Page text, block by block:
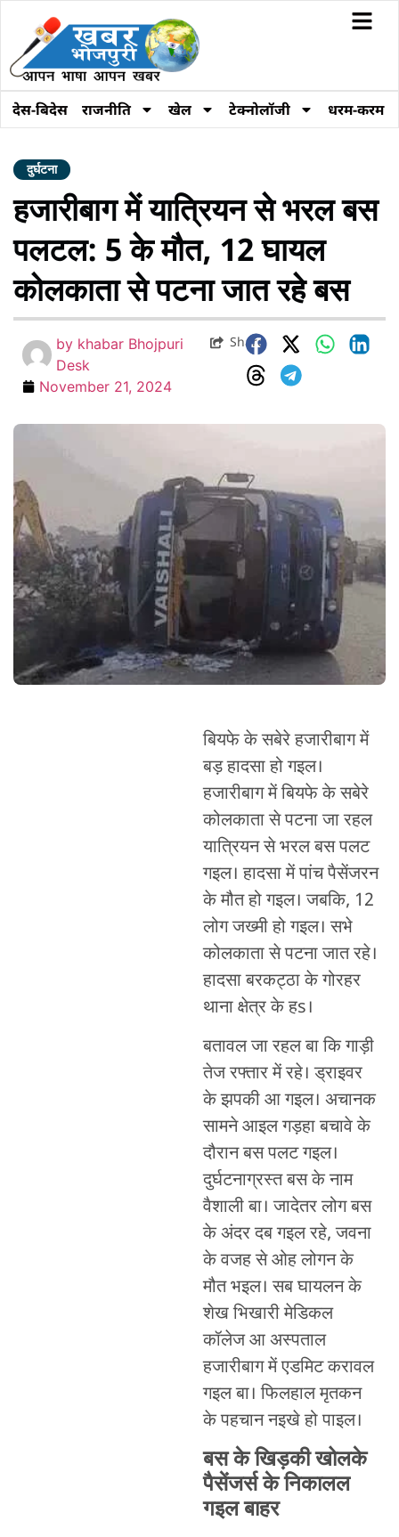
देस-बिदेस राजनीति खेल टेक्नोलॉजी धरम-करम
दुर्घटना
हजारीबाग में यात्रियन से भरल बस
पलटल: 5 के मौत, 12 घायल
कोलकाता से पटना जात रहे बस
by khabar Bhojpuri
Desk
November 21, 2024
Share
बियफे के सबेरे हजारीबाग में
बड़ हादसा हो गइल।
हजारीबाग में बियफे के सबेरे
कोलकाता से पटना जा रहल
यात्रियन से भरल बस पलट
गइल। हादसा में पांच पैसेंजरन
के मौत हो गइल। जबकि, 12
लोग जख्मी हो गइल। सभे
कोलकाता से पटना जात रहे।
हादसा बरकट्ठा के गोरहर
थाना क्षेत्र के हs।
बतावल जा रहल बा कि गाड़ी
तेज रफ्तार में रहे। ड्राइवर
के झपकी आ गइल। अचानक
सामने आइल गड़हा बचावे के
दौरान बस पलट गइल।
दुर्घटनाग्रस्त बस के नाम
वैशाली बा। जादेतर लोग बस
के अंदर दब गइल रहे, जवना
के वजह से ओह लोगन के
मौत भइल। सब घायलन के
शेख भिखारी मेडिकल
कॉलेज आ अस्पताल
हजारीबाग में एडमिट करावल
गइल बा। फिलहाल मृतकन
के पहचान नइखे हो पाइल।
बस के खिड़की खोलके
पैसेंजर्स के निकालल
गइल बाहर